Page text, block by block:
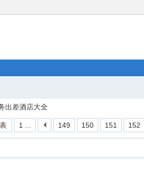
出差酒店大全
1 ... 149 150 151 152